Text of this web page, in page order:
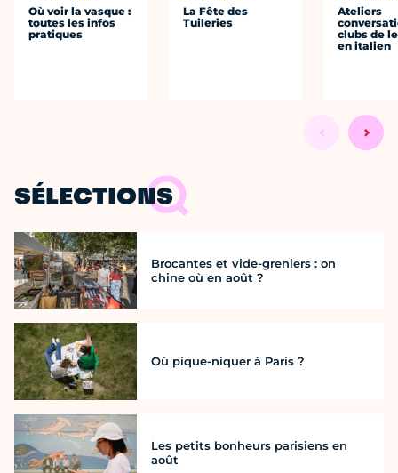
Où voir la vasque :
toutes les infos
pratiques
La Fête des
Tuileries
Ateliers
clubs de
en italien
SÉLECTIONS
Brocantes et vide-greniers : on
chine où en août ?
Où pique-niquer à Paris ?
Les petits bonheurs parisiens en
août